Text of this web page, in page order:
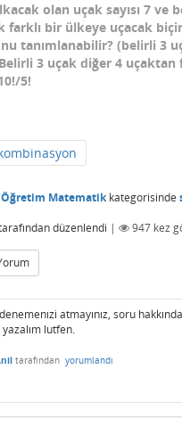
olan uçak sayısı 7 ve
farklı bir ülkeye uçacak
tanımlanabilir? (belirli 3
3 uçak diğer 4 uçaktan
5!
Matematikkategorisinde
düzenlendi | 947 kez
atmayınız, soru
yazalım lutfen.
tarafından yorumlandı